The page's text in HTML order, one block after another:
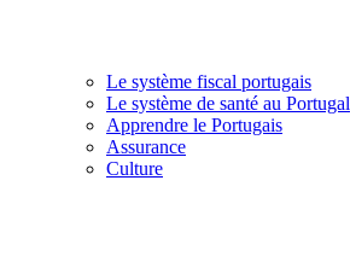
Le système fiscal portugais
Le système de santé au Portugal
Apprendre le Portugais
Assurance
Culture